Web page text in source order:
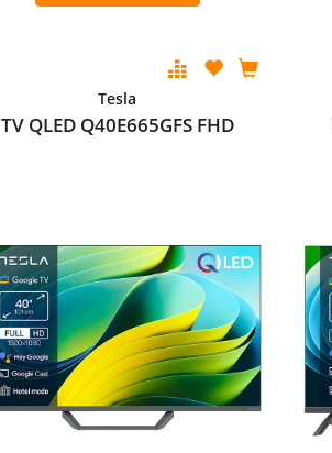
Tesla
TV QLED Q40E665GFS FHD